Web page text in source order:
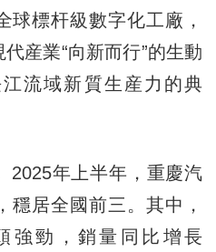
標杆級數字化工廠，
産業“向新而行”的生動
流域新質生産力的典
年上半年，重慶汽
穩居全國前三。其中，
強勁，銷量同比增長